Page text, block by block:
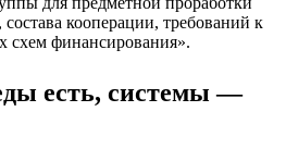
кооперации, требований к
схем финансирования».
есть, системы —